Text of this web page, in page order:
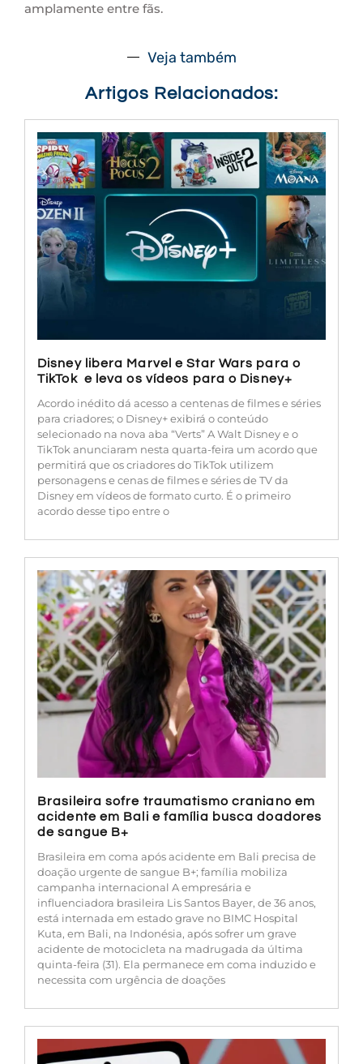
amplamente entre fãs.
Veja também
Artigos Relacionados:
Disney libera Marvel e Star Wars para o
TikTok e leva os vídeos para o Disney+
Acordo inédito dá acesso a centenas de filmes e séries
para criadores; o Disney+ exibirá o conteúdo
selecionado na nova aba “Verts” A Walt Disney e o
TikTok anunciaram nesta quarta-feira um acordo que
permitirá que os criadores do TikTok utilizem
personagens e cenas de filmes e séries de TV da
Disney em vídeos de formato curto. É o primeiro
acordo desse tipo entre o
Brasileira sofre traumatismo craniano em
acidente em Bali e família busca doadores
de sangue B+
Brasileira em coma após acidente em Bali precisa de
doação urgente de sangue B+; família mobiliza
campanha internacional A empresária e
influenciadora brasileira Lis Santos Bayer, de 36 anos,
está internada em estado grave no BIMC Hospital
Kuta, em Bali, na Indonésia, após sofrer um grave
acidente de motocicleta na madrugada da última
quinta-feira (31). Ela permanece em coma induzido e
necessita com urgência de doações